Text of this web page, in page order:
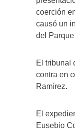
coerción
causó un
del
El tribunal
contra en
Ramírez.
El
Eusebio